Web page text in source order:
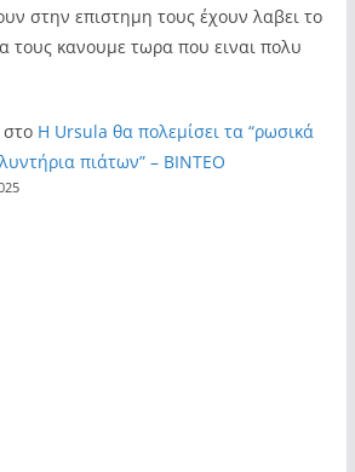
στην επιστημη τους έχουν λαβει το
τους κανουμε τωρα που ειναι πολυ
στο Η Ursula θα πολεμίσει τα “ρωσικά
πιάτων” – ΒΙΝΤΕΟ